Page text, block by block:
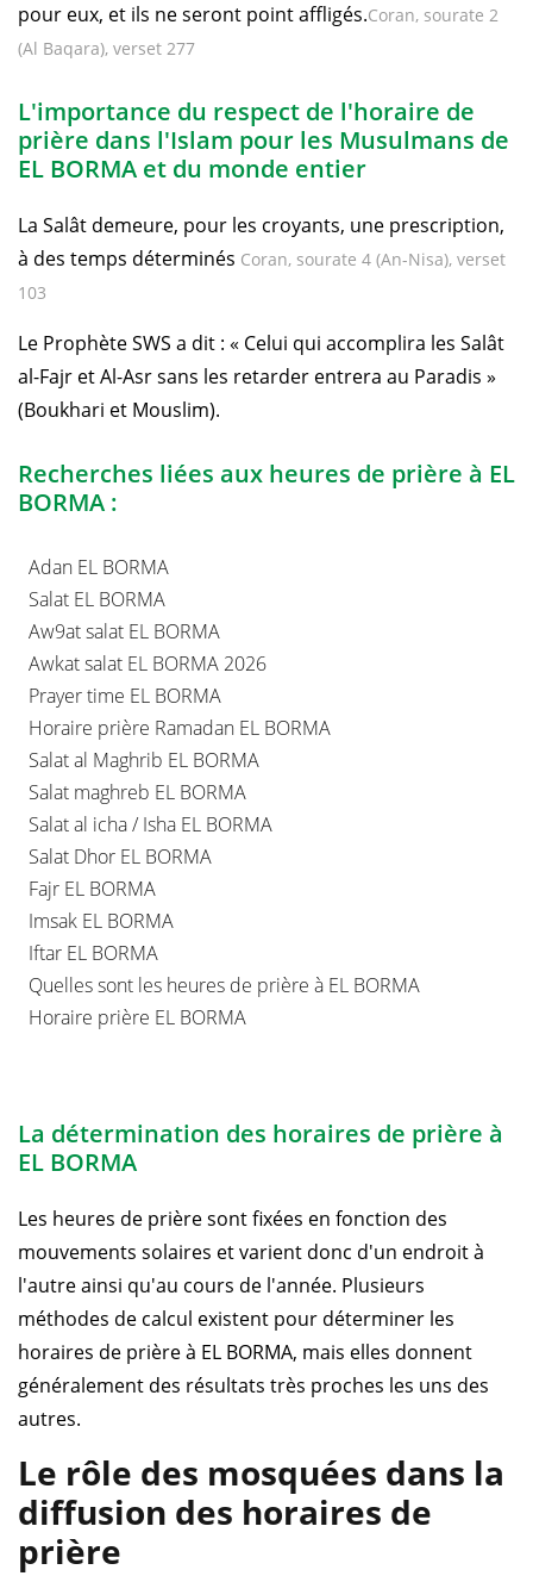
pour eux, et ils ne seront point affligés.Coran, sourate 2
(Al Baqara), verset 277
L'importance du respect de l'horaire de
prière dans l'Islam pour les Musulmans de
EL BORMA et du monde entier
La Salât demeure, pour les croyants, une prescription,
à des temps déterminés Coran, sourate 4 (An-Nisa), verset
103
Le Prophète SWS a dit : « Celui qui accomplira les Salât
al-Fajr et Al-Asr sans les retarder entrera au Paradis »
(Boukhari et Mouslim).
Recherches liées aux heures de prière à EL
BORMA :
Adan EL BORMA
Salat EL BORMA
Aw9at salat EL BORMA
Awkat salat EL BORMA 2026
Prayer time EL BORMA
Horaire prière Ramadan EL BORMA
Salat al Maghrib EL BORMA
Salat maghreb EL BORMA
Salat al icha / Isha EL BORMA
Salat Dhor EL BORMA
Fajr EL BORMA
Imsak EL BORMA
Iftar EL BORMA
Quelles sont les heures de prière à EL BORMA
Horaire prière EL BORMA
La détermination des horaires de prière à
EL BORMA
Les heures de prière sont fixées en fonction des
mouvements solaires et varient donc d'un endroit à
l'autre ainsi qu'au cours de l'année. Plusieurs
méthodes de calcul existent pour déterminer les
horaires de prière à EL BORMA, mais elles donnent
généralement des résultats très proches les uns des
autres.
Le rôle des mosquées dans la
diffusion des horaires de
prière